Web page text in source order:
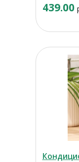
439.00